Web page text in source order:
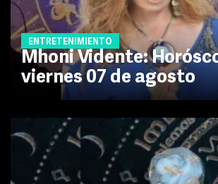
ENTRETENIMIENTO
Mhoni Vidente:
viernes 07 de agosto